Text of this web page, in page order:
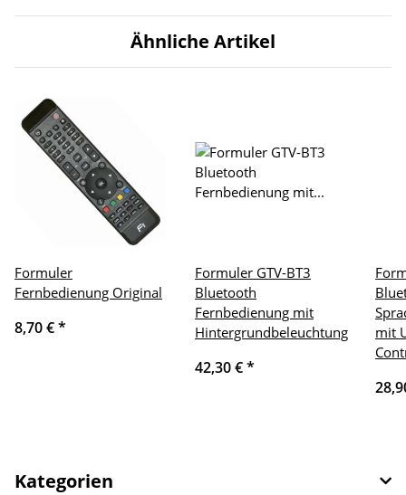
Ähnliche Artikel
Formuler
Fernbedienung Original
8,70 €*
Formuler GTV-BT3
Bluetooth
Fernbedienung mit
Hintergrundbeleuchtung
42,30 €*
mit
Kategorien